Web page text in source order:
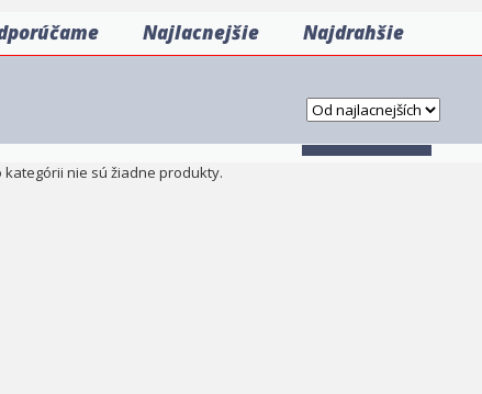
Najlacnejšie Najdrahšie
kategórii nie sú žiadne produkty.